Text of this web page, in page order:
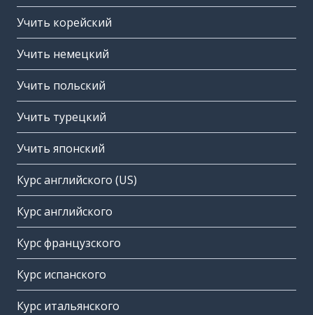
Учить корейский
Учить немецкий
Учить польский
Учить турецкий
Учить японский
Курс английского (US)
Курс английского
Курс французского
Курс испанского
Курс итальянского